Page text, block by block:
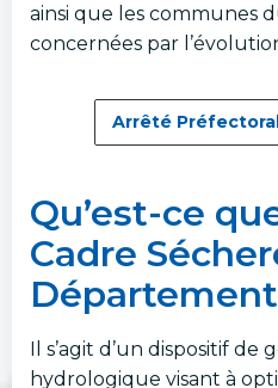
ainsi que les communes
concernées par
Arrêté
Qu’est-ce
Cadre
Il s’agit d’un dispositif de
hydrologique visant à